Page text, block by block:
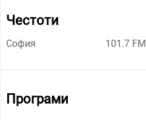
Честоти
София 101.7 FM
Програми